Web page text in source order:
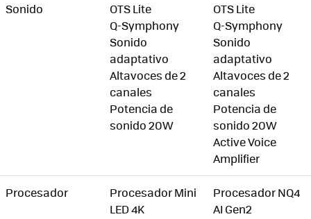
Sonido
OTS Lite
Q-Symphony
Sonido
adaptativo
Altavoces de 2
canales
Potencia de
sonido 20W
OTS Lite
Q-Symphony
Sonido
adaptativo
Altavoces de 2
canales
Potencia de
sonido 20W
Active Voice
Amplifier
Procesador
Procesador Mini
LED 4K
Procesador NQ4
AI Gen2